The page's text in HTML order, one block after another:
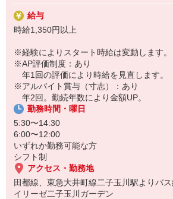
給与
時給1,350円以上
※経験によりスタート時給は変動します。
※AP評価制度：あり
年1回の評価により時給を見直します。
※アルバイト賞与（寸志）：あり
年2回。勤続年数により金額UP。
勤務時間・曜日
5:30〜14:30
6:00〜12:00
いずれか勤務可能な方
シフト制
アクセス・勤務地
田都線、東急大井町線二子玉川駅よりバ
イリーゼ二子玉川ガーデン